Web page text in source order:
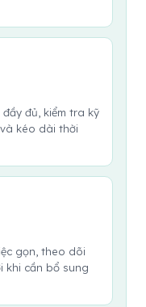
đủ, kiểm tra kỹ
kéo dài thời
gọn, theo dõi
khi cần bổ sung